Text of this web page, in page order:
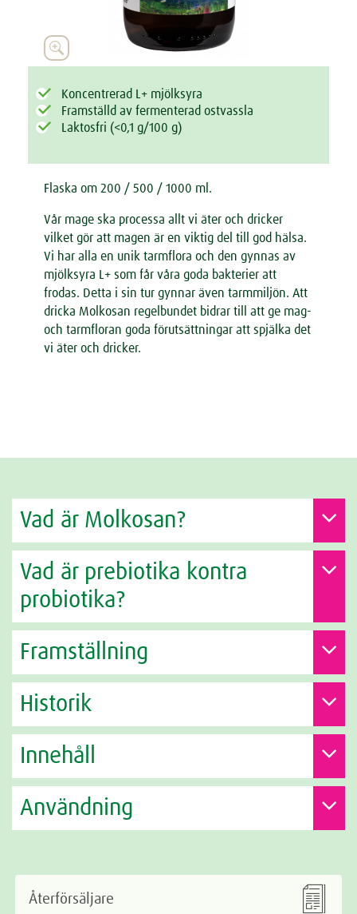



Koncentrerad L+ mjölksyra
Framställd av fermenterad ostvassla
Laktosfri (<0,1 g/100 g)
Flaska om 200 / 500 / 1000 ml.
Vår mage ska processa allt vi äter och dricker
vilket gör att magen är en viktig del till god hälsa.
Vi har alla en unik tarmflora och den gynnas av
mjölksyra L+ som får våra goda bakterier att
frodas. Detta i sin tur gynnar även tarmmiljön. Att
dricka Molkosan regelbundet bidrar till att ge mag-
och tarmfloran goda förutsättningar att spjälka det
vi äter och dricker.
Vad är Molkosan?
Vad är prebiotika kontra
probiotika?
Framställning
Historik
Innehåll
Användning

Återförsäljare